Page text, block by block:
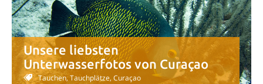
Unsere liebsten
Unterwasserfotos von Curaçao
Tauchen, Tauchplätze, Curaçao